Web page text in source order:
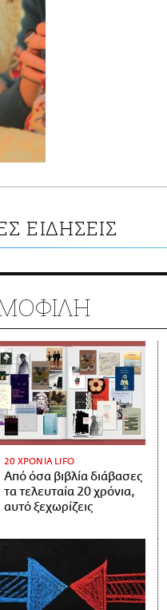
ΕΙΔΗΣΕΙΣ
20 ΧΡΟΝΙΑ LIFO
Από όσα βιβλία διάβασες
τα τελευταία 20 χρόνια,
αυτό ξεχωρίζεις